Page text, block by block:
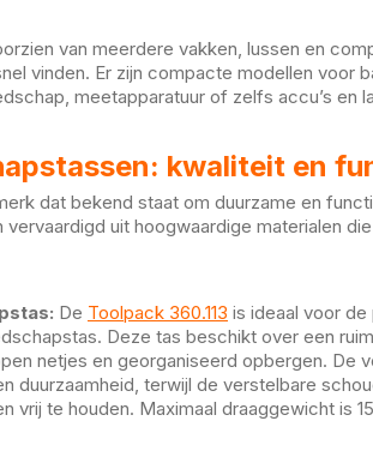
van meerdere vakken, lussen en
vinden. Er zijn compacte modellen voor
meetapparatuur of zelfs accu’s en
kwaliteit en
dat bekend staat om duurzame en
uit hoogwaardige materialen
De Toolpack 360.113 is ideaal voor
Deze tas beschikt over een
netjes en georganiseerd opbergen. De
duurzaamheid, terwijl de verstelbare
vrij te houden. Maximaal draaggewicht is